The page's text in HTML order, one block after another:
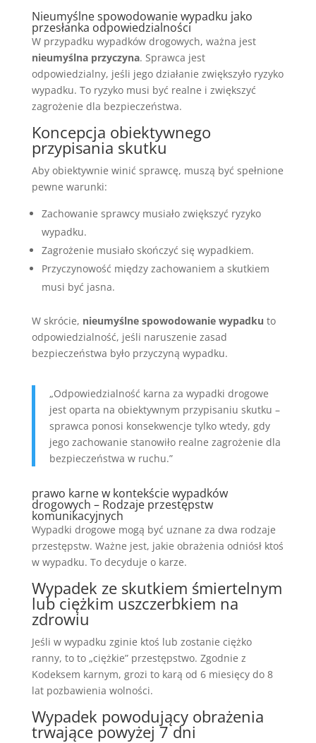
Nieumyślne spowodowanie wypadku jako
przesłanka odpowiedzialności
W przypadku wypadków drogowych, ważna jest
nieumyślna przyczyna. Sprawca jest
odpowiedzialny, jeśli jego działanie zwiększyło ryzyko
wypadku. To ryzyko musi być realne i zwiększyć
zagrożenie dla bezpieczeństwa.
Koncepcja obiektywnego
przypisania skutku
Aby obiektywnie winić sprawcę, muszą być spełnione
pewne warunki:
Zachowanie sprawcy musiało zwiększyć ryzyko
wypadku.
Zagrożenie musiało skończyć się wypadkiem.
Przyczynowość między zachowaniem a skutkiem
musi być jasna.
W skrócie, nieumyślne spowodowanie wypadku to
odpowiedzialność, jeśli naruszenie zasad
bezpieczeństwa było przyczyną wypadku.
„Odpowiedzialność karna za wypadki drogowe
jest oparta na obiektywnym przypisaniu skutku –
sprawca ponosi konsekwencje tylko wtedy, gdy
jego zachowanie stanowiło realne zagrożenie dla
bezpieczeństwa w ruchu.”
prawo karne w kontekście wypadków
drogowych – Rodzaje przestępstw
komunikacyjnych
Wypadki drogowe mogą być uznane za dwa rodzaje
przestępstw. Ważne jest, jakie obrażenia odniósł ktoś
w wypadku. To decyduje o karze.
Wypadek ze skutkiem śmiertelnym
lub ciężkim uszczerbkiem na
zdrowiu
Jeśli w wypadku zginie ktoś lub zostanie ciężko
ranny, to to „ciężkie” przestępstwo. Zgodnie z
Kodeksem karnym, grozi to karą od 6 miesięcy do 8
lat pozbawienia wolności.
Wypadek powodujący obrażenia
trwające powyżej 7 dni